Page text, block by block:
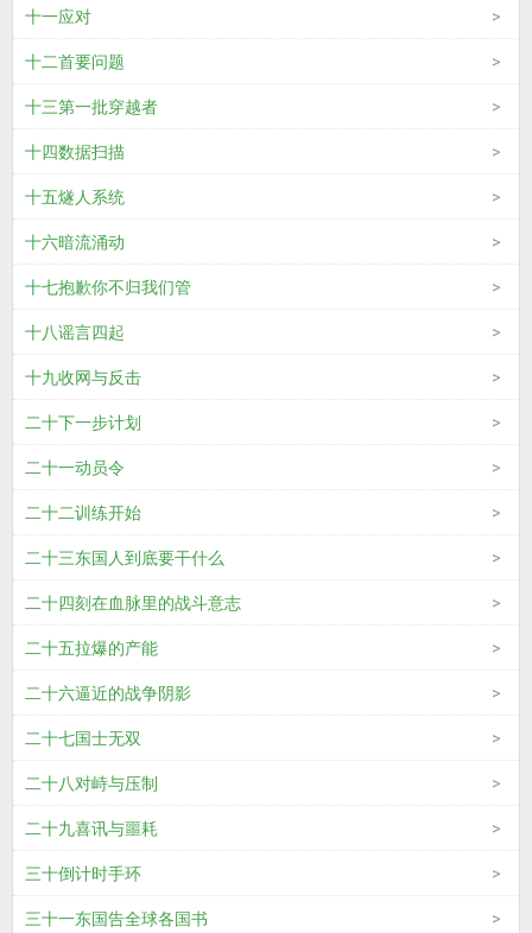
十一应对
十二首要问题
十三第一批穿越者
十四数据扫描
十五燧人系统
十六暗流涌动
十七抱歉你不归我们管
十八谣言四起
十九收网与反击
二十下一步计划
二十一动员令
二十二训练开始
二十三东国人到底要干什么
二十四刻在血脉里的战斗意志
二十五拉爆的产能
二十六逼近的战争阴影
二十七国士无双
二十八对峙与压制
二十九喜讯与噩耗
三十倒计时手环
三十一东国告全球各国书